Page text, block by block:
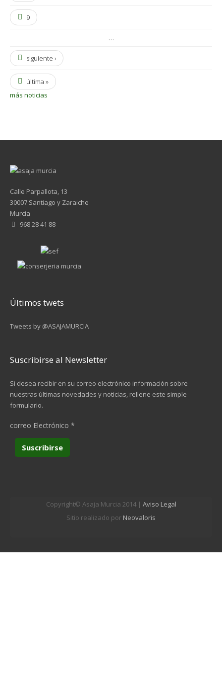
9
…
siguiente ›
última »
más noticias
Calle Parpallota, 13
30007 Santiago y Zaraiche
Murcia
968 28 41 88
Últimos twets
Tweets by @ASAJAMURCIA
Suscribirse al Newsletter
Si desea recibir en su correo electrónico información sobre
nuestras últimas novedades y noticias, rellene este simple
formulario.
correo Electrónico *
Copyright© Asaja Murcia 2014 | Aviso Legal
Sitio realizado por Neovaloris